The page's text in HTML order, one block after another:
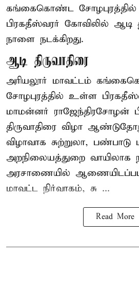
கங்கைகொண்ட
பிரகதீஸ்வரர் கோவிலில் ஆடி
நாளை நடக்கிறது.
ஆடி திருவாதிரை
அரியலூர் மாவட்டம்
சோழபுரத்தில் உள்ள
மாமன்னர் ராஜேந்திரசோழன்
திருவாதிரை விழா
விழாவாக சுற்றுலா, பண்பாடு
அறநிலையத்துறை வாயிலாக
அரசாணையில்
மாவட்ட நிர்வாகம், சு ...
Read More